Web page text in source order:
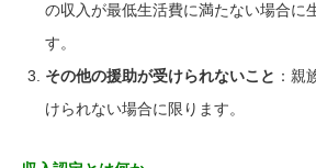
の収入が最低生活費に満たない場合に
す。
その他の援助が受けられないこと ：親
けられない場合に限ります。